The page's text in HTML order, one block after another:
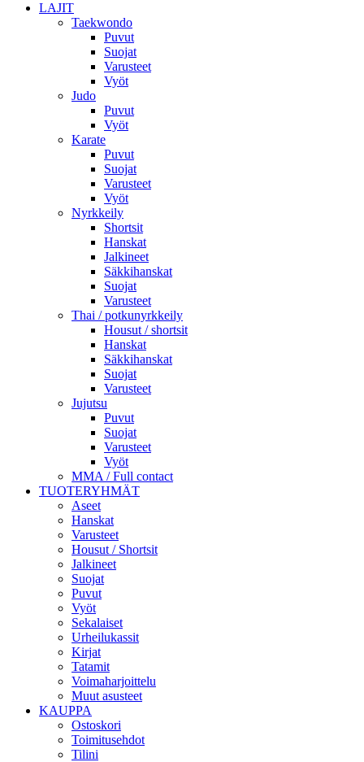
LAJIT
Taekwondo
Puvut
Suojat
Varusteet
Vyöt
Judo
Puvut
Vyöt
Karate
Puvut
Suojat
Varusteet
Vyöt
Nyrkkeily
Shortsit
Hanskat
Jalkineet
Säkkihanskat
Suojat
Varusteet
Thai / potkunyrkkeily
Housut / shortsit
Hanskat
Säkkihanskat
Suojat
Varusteet
Jujutsu
Puvut
Suojat
Varusteet
Vyöt
MMA / Full contact
TUOTERYHMÄT
Aseet
Hanskat
Varusteet
Housut / Shortsit
Jalkineet
Suojat
Puvut
Vyöt
Sekalaiset
Urheilukassit
Kirjat
Tatamit
Voimaharjoittelu
Muut asusteet
KAUPPA
Ostoskori
Toimitusehdot
Tilini